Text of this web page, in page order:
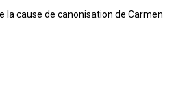
la cause de canonisation de Carmen